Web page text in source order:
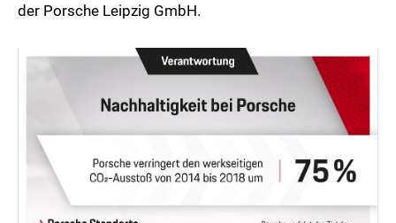
der Porsche Leipzig GmbH.